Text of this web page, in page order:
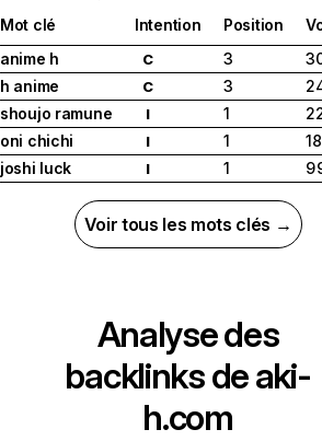
Mot clé Intention Position
anime h
C 3
h anime
C 3
shoujo ramune
I 1
oni chichi
I 1
joshi luck
I 1 9
Voir tous les mots clés →
Analyse des
backlinks deaki-
h.com